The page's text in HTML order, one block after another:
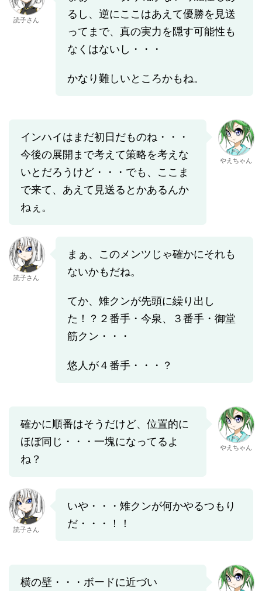
読子さん
るし、逆にここはあえて優勝を見送
ってまで、真の実力を隠す可能性も
なくはないし・・・
かなり難しいところかもね。
インハイはまだ初日だものね・・・
今後の展開まで考えて策略を考えな
いとだろうけど・・・でも、ここま
で来て、あえて見送るとかあるんか
ねぇ。
やえちゃん
読子さん
まぁ、このメンツじゃ確かにそれも
ないかもだね。
てか、雉クンが先頭に繰り出し
た！？２番手・今泉、３番手・御堂
筋クン・・・
悠人が４番手・・・？
確かに順番はそうだけど、位置的に
ほぼ同じ・・・一塊になってるよ
ね？
やえちゃん
読子さん
いや・・・雉クンが何かやるつもり
だ・・・！！
横の壁・・・ボードに近づい